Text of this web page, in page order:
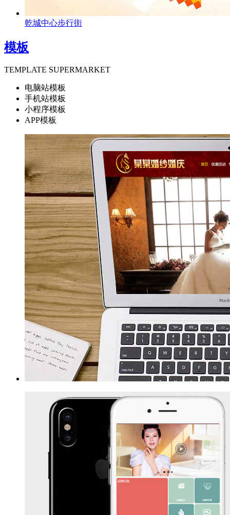
乾城中心步行街
模板
TEMPLATE SUPERMARKET
电脑站模板
手机站模板
小程序模板
APP模板